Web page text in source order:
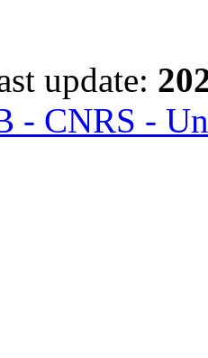
update:
- CNRS -